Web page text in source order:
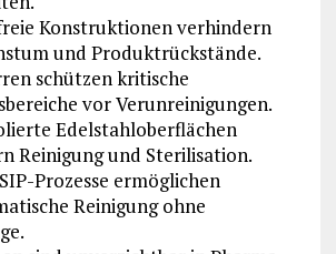
Konstruktionen verhindern
und Produktrückstände.
schützen kritische
vor Verunreinigungen.
Edelstahloberflächen
Reinigung und Sterilisation.
Prozesse ermöglichen
Reinigung ohne